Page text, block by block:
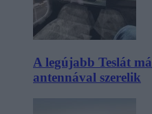
A legújabb Teslát
antennával szerelik